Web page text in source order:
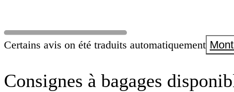
Certains avis on été traduits automatiquement
Consignes à bagages